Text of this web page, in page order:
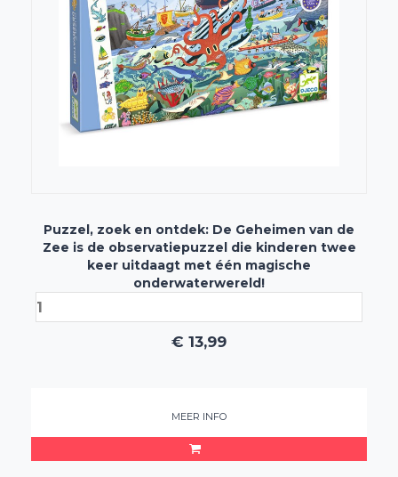
Puzzel, zoek en ontdek: De Geheimen van de
Zee is de observatiepuzzel die kinderen twee
keer uitdaagt met één magische
onderwaterwereld!
€ 13,99
MEER INFO